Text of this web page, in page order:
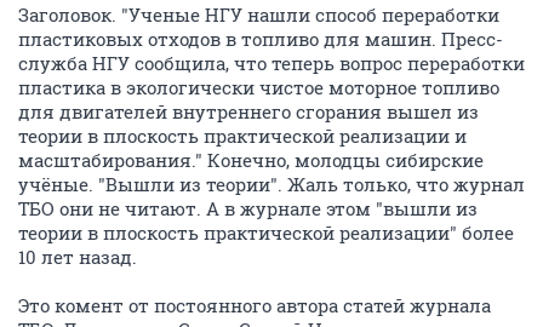
Заголовок. "Ученые НГУ нашли способ переработки
пластиковых отходов в топливо для машин. Пресс-
служба НГУ сообщила, что теперь вопрос переработки
пластика в экологически чистое моторное топливо
для двигателей внутреннего сгорания вышел из
теории в плоскость практической реализации и
масштабирования." Конечно, молодцы сибирские
учёные. "Вышли из теории". Жаль только, что журнал
ТБО они не читают. А в журнале этом "вышли из
теории в плоскость практической реализации" более
10 лет назад.
Это комент от постоянного автора статей журнала